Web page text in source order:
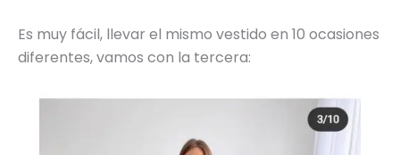
Es muy fácil, llevar el mismo vestido en 10 ocasiones
diferentes, vamos con la tercera: